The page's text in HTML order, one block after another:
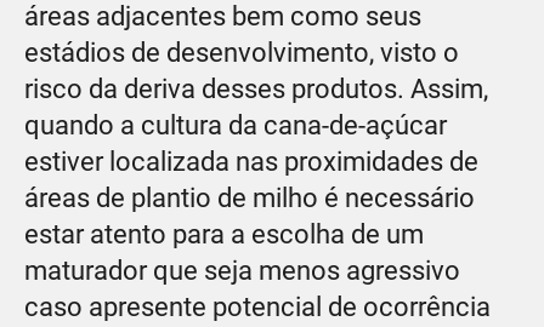
áreas adjacentes bem como seus
estádios de desenvolvimento, visto o
risco da deriva desses produtos. Assim,
quando a cultura da cana-de-açúcar
estiver localizada nas proximidades de
áreas de plantio de milho é necessário
estar atento para a escolha de um
maturador que seja menos agressivo
caso apresente potencial de ocorrência